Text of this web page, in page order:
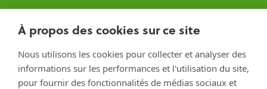
À propos des cookies sur ce site
Nous utilisons les cookies pour collecter et analyser des
informations sur les performances et l'utilisation du site,
pour fournir des fonctionnalités de médias sociaux et
Optiphar Mol
Créé avec Shopware